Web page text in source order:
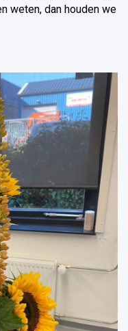
weten, dan houden we